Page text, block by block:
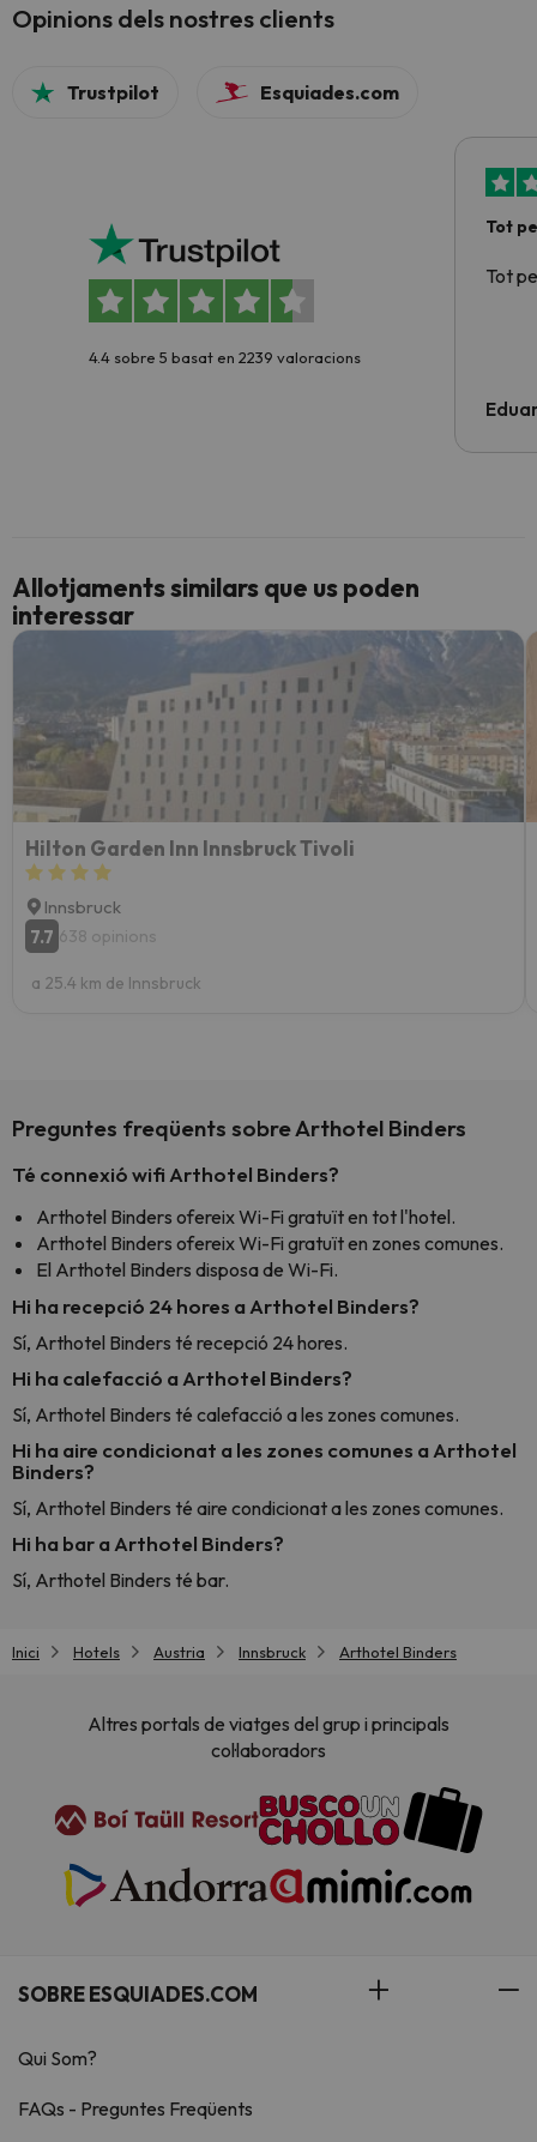
Opinions dels nostres clients
Trustpilot Esquiades.com
4.4 sobre 5 basat en 2239 valoracions
Tot
Tot
Allotjaments similars que us poden
interessar
Hilton Garden Inn Innsbruck Tivoli
Innsbruck
7.7 638 opinions
a 25.4 km de Innsbruck
Preguntes freqüents sobre Arthotel Binders
Té connexió wifi Arthotel Binders?
Arthotel Binders ofereix Wi-Fi gratuït en tot l'hotel.
Arthotel Binders ofereix Wi-Fi gratuït en zones comunes.
El Arthotel Binders disposa de Wi-Fi.
Hi ha recepció 24 hores a Arthotel Binders?
Sí, Arthotel Binders té recepció 24 hores.
Hi ha calefacció a Arthotel Binders?
Sí, Arthotel Binders té calefacció a les zones comunes.
Hi ha aire condicionat a les zones comunes a Arthotel
Binders?
Sí, Arthotel Binders té aire condicionat a les zones comunes.
Hi ha bar a Arthotel Binders?
Sí, Arthotel Binders té bar.
Inici Hotels Austria Innsbruck Arthotel Binders
Altres portals de viatges del grup i principals
col·laboradors
SOBRE ESQUIADES.COM
Qui Som?
FAQs - Preguntes Freqüents